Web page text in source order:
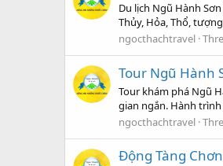
Du lịch Ngũ Hành
Thủy, Hỏa, Thổ,
ngocthachtravel
Tour Ngũ Hành
Tour khám phá Ngũ
gian ngắn. Hành
ngocthachtravel
Động Tàng